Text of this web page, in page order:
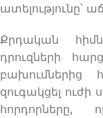
ատելությունը՝
Քրդական
դրուզների
զուգակցել
հորդորները,